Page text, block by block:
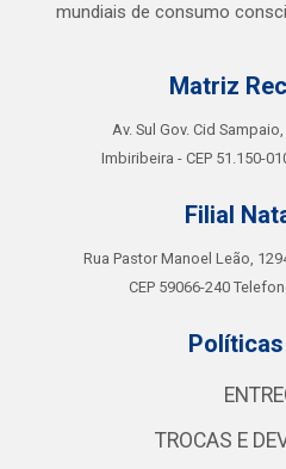
mundiais de consumo
Matriz
Av. Sul Gov. Cid
Imbiribeira - CEP 51.150-
Filial
Rua Pastor Manoel Leão,
CEP 59066-240
TROCAS E